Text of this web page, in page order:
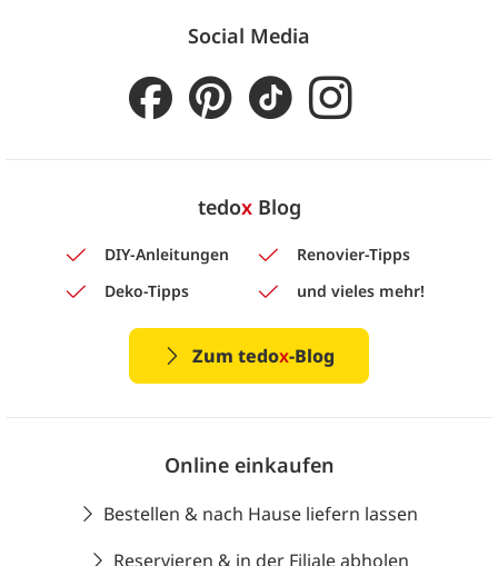
Social Media
tedoxBlog
DIY-Anleitungen
Renovier-Tipps
Deko-Tipps
und vieles mehr!
Zum tedox-Blog
Online einkaufen
Bestellen & nach Hause liefern lassen
Reservieren & in der Filiale abholen